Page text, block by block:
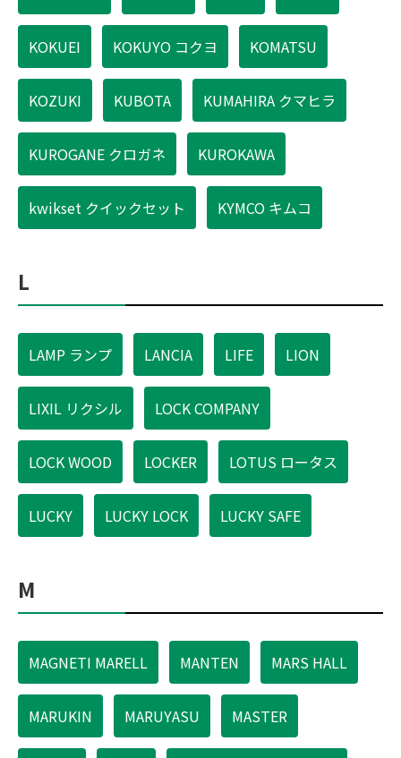
KOKUEI KOKUYO コクヨ KOMATSU
KOZUKI KUBOTA KUMAHIRA クマヒラ
KUROGANE クロガネ KUROKAWA
kwikset クイックセット KYMCO キムコ
L
LAMP ランプ LANCIA LIFE LION
LIXIL リクシル LOCK COMPANY
LOCK WOOD LOCKER LOTUS ロータス
LUCKY LUCKY LOCK LUCKY SAFE
M
MAGNETI MARELL MANTEN MARS HALL
MARUKIN MARUYASU MASTER